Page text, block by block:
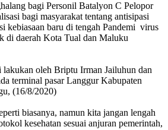
bagi Personil Batalyon C Pelopor
bagi masyarakat tentang antisipasi
kebiasaan baru di tengah Pandemi virus
di daerah Kota Tual dan Maluku
lakukan oleh Briptu Irman Jailuhun dan
terminal pasar Langgur Kabupaten
(16/8/2020)
biasanya, namun kita jangan lengah
kesehatan sesuai anjuran pemerintah,